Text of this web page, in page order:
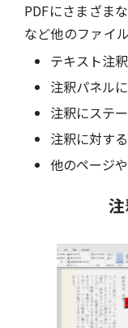
PDFにさまざま
など他のファイ
テキスト注
注釈パネル
注釈にステ
注釈に対す
他のページ